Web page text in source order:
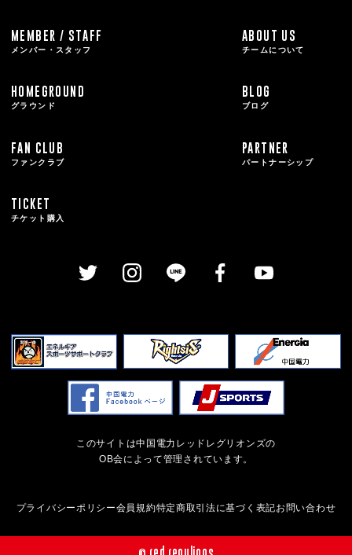
MEMBER / STAFF
メンバー・スタッフ
ABOUT US
チームについて
HOMEGROUND
グラウンド
BLOG
ブログ
FAN CLUB
ファンクラブ
PARTNER
パートナーシップ
TICKET
チケット購入
このサイトは中国電力レッドレグリオンズの
OB会によって管理されています。
プライバシーポリシー会員規約特定商取引法に基づく表記お問い合わせ